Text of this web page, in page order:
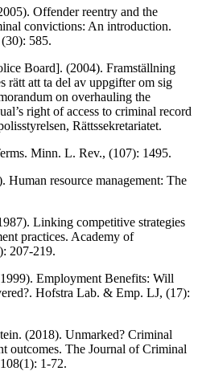
Offender reentry and the
convictions: An introduction.
585.
Board]. (2004). Framställning
rätt att ta del av uppgifter om sig
on overhauling the
right of access to criminal record
Rättssekretariatet.
Minn. L. Rev., (107): 1495.
resource management: The
Linking competitive strategies
practices. Academy of
207-219.
Employment Benefits: Will
Hofstra Lab. & Emp. LJ, (17):
(2018). Unmarked? Criminal
outcomes. The Journal of Criminal
1-72.